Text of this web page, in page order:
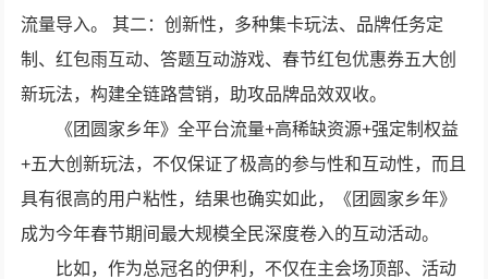
流量导入。 其二：创新性，多种集卡玩法、品牌任务定
制、红包雨互动、答题互动游戏、春节红包优惠券五大创
新玩法，构建全链路营销，助攻品牌品效双收。
《团圆家乡年》全平台流量+高稀缺资源+强定制权益
+五大创新玩法，不仅保证了极高的参与性和互动性，而且
具有很高的用户粘性，结果也确实如此，《团圆家乡年》
成为今年春节期间最大规模全民深度卷入的互动活动。
比如，作为总冠名的伊利，不仅在主会场顶部、活动